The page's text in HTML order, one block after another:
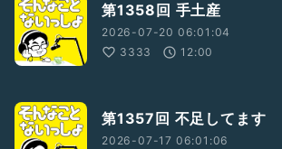
第1358回 手土産
2026-07-20 06:01:04
3333
12:00
第1357回 不足してます
2026-07-17 06:01:06